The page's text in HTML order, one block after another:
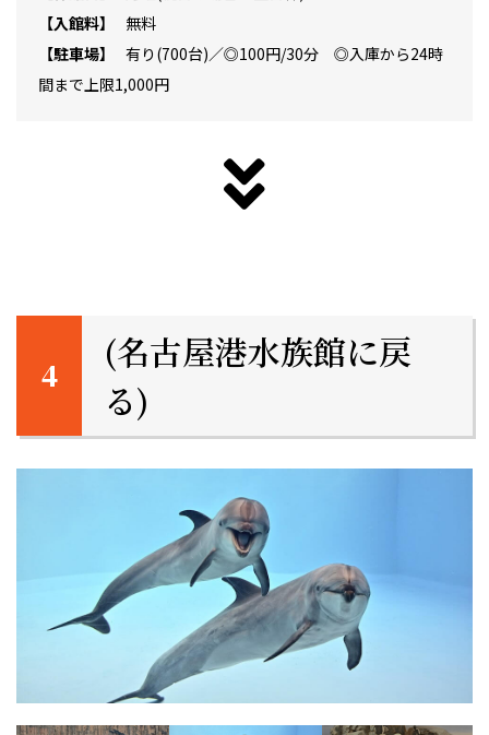
入館料
無料
駐車場
有り(700台)／◎100円/30分 ◎入庫から24時
間まで上限1,000円
(名古屋港水族館に戻
る)